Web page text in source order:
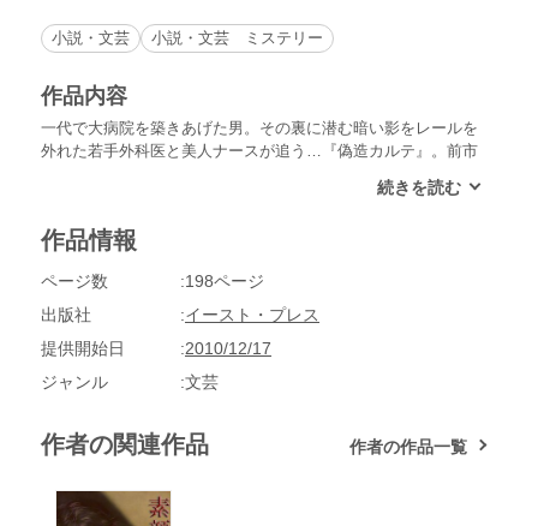
小説・文芸 小説・文芸 ミステリー
作品内容
一代で大病院を築きあげた男。その裏に潜む暗い影をレールを
外れた若手外科医と美人ナースが追う…『偽造カルテ』。前市
約を実現させるため、知人から紹介されたのは「ブラックテイ
の謎の男の背景とは…第19回小説CLUB新人賞受賞作『ブラッ
人が下ってくる「天地人」の慣例を破り、初の生え抜き頭取と
なるべく天童取締役が特命を与えたのは、行内きっての問題
人』。薬品会社の大番頭・本宮の死。狂言自殺との断定に疑問
を持った老刑事・サワは、調査の末、意外な真実を知ることと
作品情報
ページ数
198ページ
出版社
イースト・プレス
提供開始日
2010/12/17
ジャンル
文芸
作者の関連作品 作者の作品一覧